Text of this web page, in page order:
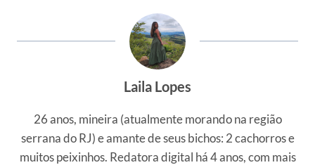
Laila Lopes
26 anos, mineira (atualmente morando na região
serrana do RJ) e amante de seus bichos: 2 cachorros e
muitos peixinhos. Redatora digital há 4 anos, com mais